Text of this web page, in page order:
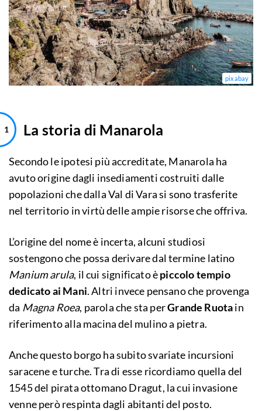
pixabay
La storia di Manarola
Secondo le ipotesi più accreditate, Manarola ha
avuto origine dagli insediamenti costruiti dalle
popolazioni che dalla Val di Vara si sono trasferite
nel territorio in virtù delle ampie risorse che offriva.
L’origine del nome è incerta, alcuni studiosi
sostengono che possa derivare dal termine latino
Manium arula, il cui significato èpiccolo tempio
dedicato ai Mani. Altri invece pensano che provenga
da Magna Roea, parola che sta perGrande Ruotain
riferimento alla macina del mulino a pietra.
Anche questo borgo ha subito svariate incursioni
saracene e turche. Tra di esse ricordiamo quella del
1545 del pirata ottomano Dragut, la cui invasione
venne però respinta dagli abitanti del posto.